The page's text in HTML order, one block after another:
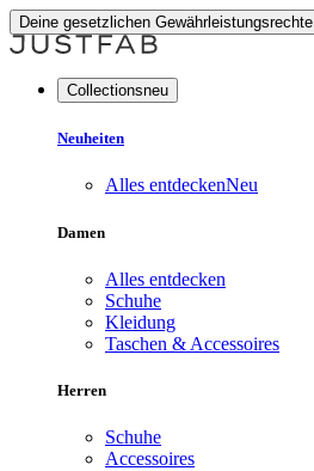
Deine gesetzlichen Gewährleistungsrechte
Collectionsneu
Neuheiten
Alles entdeckenNeu
Damen
Alles entdecken
Schuhe
Kleidung
Taschen & Accessoires
Herren
Schuhe
Accessoires